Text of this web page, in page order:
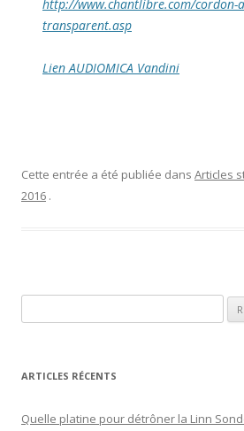
http://www.chantlibre.com/cordon-
transparent.asp
Lien AUDIOMICA Vandini
Cette entrée a été publiée dans Articles
2016 .
ARTICLES RÉCENTS
Quelle platine pour détrôner la Linn